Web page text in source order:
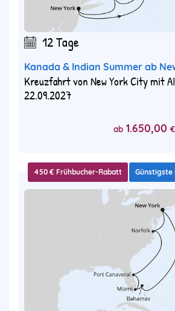
12 Tage
Kanada & Indian Summer ab
Kreuzfahrt von New York City mit
22.09.2027
ab 1.650,00
450 € Frühbucher-Rabatt Günstigste